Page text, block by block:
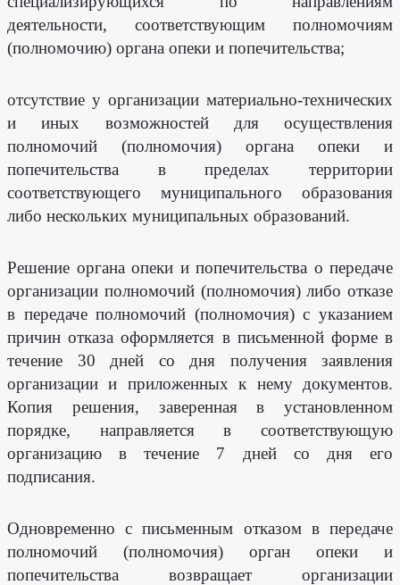
деятельности, соответствующим полномочиям
(полномочию) органа опеки и попечительства;
отсутствие у организации материально-технических
и иных возможностей для осуществления
полномочий (полномочия) органа опеки и
попечительства в пределах территории
соответствующего муниципального образования
либо нескольких муниципальных образований.
Решение органа опеки и попечительства о передаче
организации полномочий (полномочия) либо отказе
в передаче полномочий (полномочия) с указанием
причин отказа оформляется в письменной форме в
течение 30 дней со дня получения заявления
организации и приложенных к нему документов.
Копия решения, заверенная в установленном
порядке, направляется в соответствующую
организацию в течение 7 дней со дня его
подписания.
Одновременно с письменным отказом в передаче
полномочий (полномочия) орган опеки и
попечительства возвращает организации